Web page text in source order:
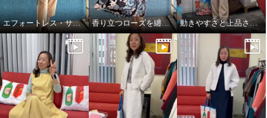
エフォートレス・サファリエレガンス 香り立つローズを纏う、エフォートレスワンピース 動きやすさと上品さ、どちらも大切にした大人スタイル